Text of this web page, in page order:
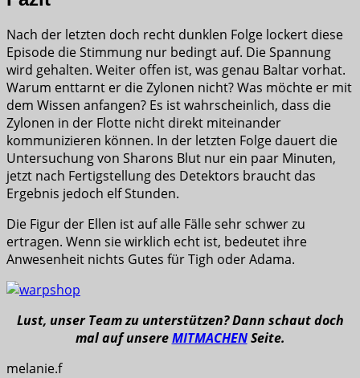
Nach der letzten doch recht dunklen Folge lockert diese
Episode die Stimmung nur bedingt auf. Die Spannung
wird gehalten. Weiter offen ist, was genau Baltar vorhat.
Warum enttarnt er die Zylonen nicht? Was möchte er mit
dem Wissen anfangen? Es ist wahrscheinlich, dass die
Zylonen in der Flotte nicht direkt miteinander
kommunizieren können. In der letzten Folge dauert die
Untersuchung von Sharons Blut nur ein paar Minuten,
jetzt nach Fertigstellung des Detektors braucht das
Ergebnis jedoch elf Stunden.
Die Figur der Ellen ist auf alle Fälle sehr schwer zu
ertragen. Wenn sie wirklich echt ist, bedeutet ihre
Anwesenheit nichts Gutes für Tigh oder Adama.
Lust, unser Team zu unterstützen? Dann schaut doch
mal auf unsereMITMACHENSeite.
melanie.f